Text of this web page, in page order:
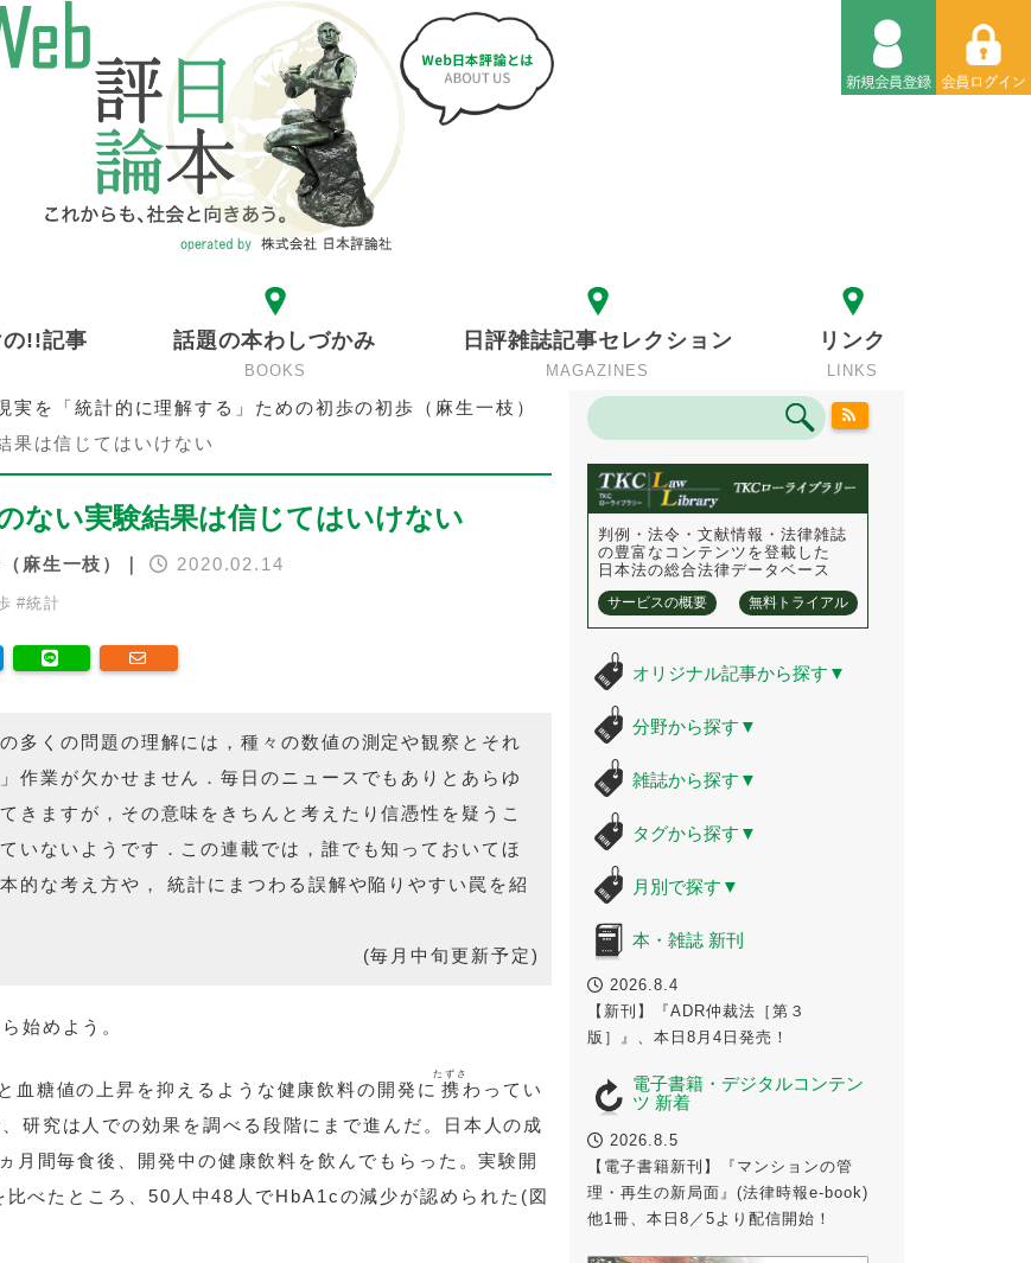
!!記事 話題の本わしづかみ
BOOKS
日評雑誌記事セレクション
MAGAZINES
リンク
LINKS
実を「統計的に理解する」ための初歩の初歩（麻生一枝）
果は信じてはいけない
ない実験結果は信じてはいけない
（麻生一枝）｜ 2020.02.14
#統計
多くの問題の理解には，種々の数値の測定や観察とそれ
作業が欠かせません．毎日のニュースでもありとあらゆ
きますが，その意味をきちんと考えたり信憑性を疑うこ
いないようです．この連載では，誰でも知っておいてほ
的な考え方や， 統計にまつわる誤解や陥りやすい罠を紹
(毎月中旬更新予定)
始めよう。
血糖値の上昇を抑えるような健康飲料の開発に 携
たずさ
わってい
研究は人での効果を調べる段階にまで進んだ。日本人の成
月間毎食後、開発中の健康飲料を飲んでもらった。実験開
比べたところ、50人中48人でHbA1cの減少が認められた(図
判例・法令・文献情報・法律雑誌
の豊富なコンテンツを登載した
日本法の総合法律データベース
サービスの概要 無料トライアル
オリジナル記事から探す ▼
分野から探す ▼
雑誌から探す ▼
タグから探す ▼
月別で探す ▼
本・雑誌 新刊
2026.8.4
【新刊】『ADR仲裁法［第３
版］』、本日8月4日発売！
電子書籍・デジタルコンテン
ツ 新着
2026.8.5
【電子書籍新刊】『マンションの管
理・再生の新局面』(法律時報e-book)
他1冊、本日8／5より配信開始！